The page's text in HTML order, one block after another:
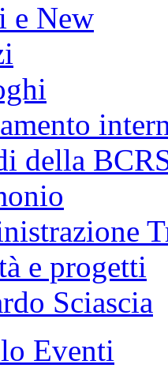
e New
della
e progetti
Sciascia
Eventi